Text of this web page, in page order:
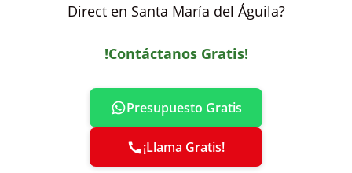
Direct en Santa María del Águila?
!Contáctanos Gratis!
Presupuesto Gratis
¡Llama Gratis!